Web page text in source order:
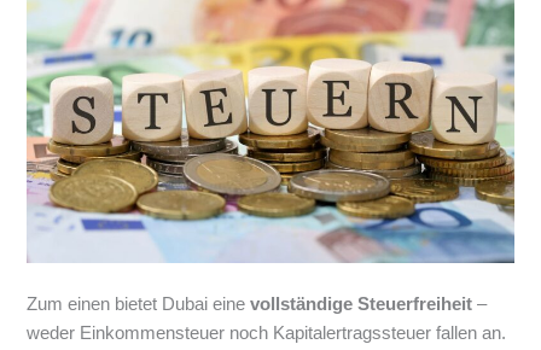
Zum einen bietet Dubai einevollständige Steuerfreiheit –
weder Einkommensteuer noch Kapitalertragssteuer fallen an.